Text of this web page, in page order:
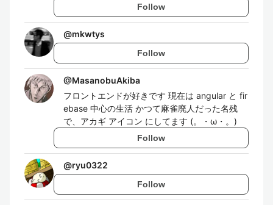
Follow
@mkwtys
Follow
@MasanobuAkiba
フロントエンドが好きです 現在は angular と fir
ebase 中心の生活 かつて麻雀廃人だった名残
で、アカギ アイコン にしてます (。・ω・。)
Follow
@ryu0322
Follow